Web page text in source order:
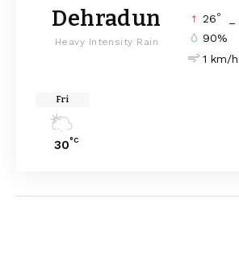
Dehradun
Heavy Intensity Rain
26°
90%
1 km/h
Fri
30°C